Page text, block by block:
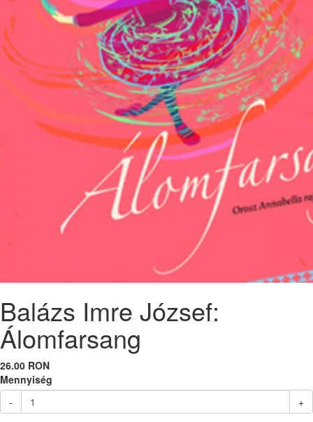
Balázs Imre József:
Álomfarsang
26.00 RON
Mennyiség
-
+